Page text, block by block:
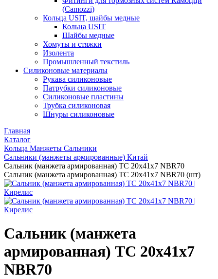
(Camozzi)
Кольца USIT, шайбы медные
Кольца USIT
Шайбы медные
Хомуты и стяжки
Изолента
Промышленный текстиль
Силиконовые материалы
Рукава силиконовые
Патрубки силиконовые
Силиконовые пластины
Трубка силиконовая
Шнуры силиконовые
Главная
Каталог
Кольца Манжеты Сальники
Сальники (манжеты армированные) Китай
Сальник (манжета армированная) TC 20х41х7 NBR70
Сальник (манжета армированная) TC 20х41х7 NBR70 (шт)
Сальник (манжета
армированная) TC 20х41х7
NBR70